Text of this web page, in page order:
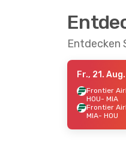
Entdecken
Fr., 21. Aug.
Frontier
HOU- MIA
Frontier
MIA- HOU